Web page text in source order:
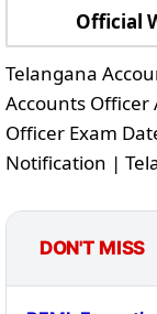
Official
Telangana
Accounts Officer
Officer Exam
Notification |
DON'T MISS